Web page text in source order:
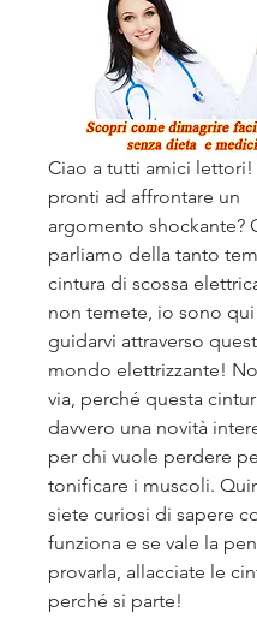
Ciao a tutti amici lettori!
pronti ad affrontare un
argomento shockante?
parliamo della tanto
cintura di scossa
non temete, io sono
guidarvi attraverso
mondo elettrizzante!
via, perché questa
davvero una novità
per chi vuole perdere
tonificare i muscoli.
siete curiosi di sapere
funziona e se vale la
provarla, allacciate le
perché si parte!